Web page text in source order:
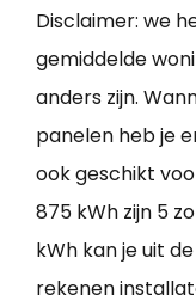
Disclaimer: we
gemiddelde
anders zijn.
panelen heb je
ook geschikt
875 kWh zijn 5
kWh kan je uit
rekenen